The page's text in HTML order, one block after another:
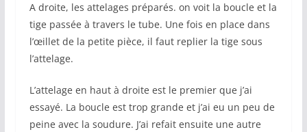
A droite, les attelages préparés. on voit la boucle et la
tige passée à travers le tube. Une fois en place dans
l’œillet de la petite pièce, il faut replier la tige sous
l’attelage.
L’attelage en haut à droite est le premier que j’ai
essayé. La boucle est trop grande et j’ai eu un peu de
peine avec la soudure. J’ai refait ensuite une autre